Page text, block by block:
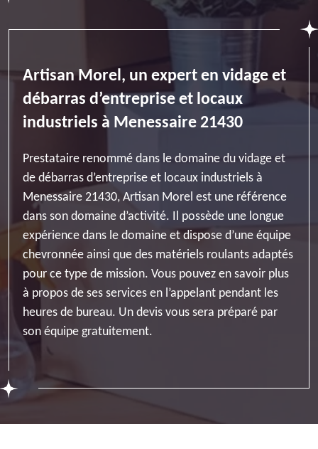
Artisan Morel, un expert en vidage et
débarras d’entreprise et locaux
industriels à Menessaire 21430
Prestataire renommé dans le domaine du vidage et
de débarras d’entreprise et locaux industriels à
Menessaire 21430, Artisan Morel est une référence
dans son domaine d’activité. Il possède une longue
expérience dans le domaine et dispose d’une équipe
chevronnée ainsi que des matériels roulants adaptés
pour ce type de mission. Vous pouvez en savoir plus
à propos de ses services en l’appelant pendant les
heures de bureau. Un devis vous sera préparé par
son équipe gratuitement.